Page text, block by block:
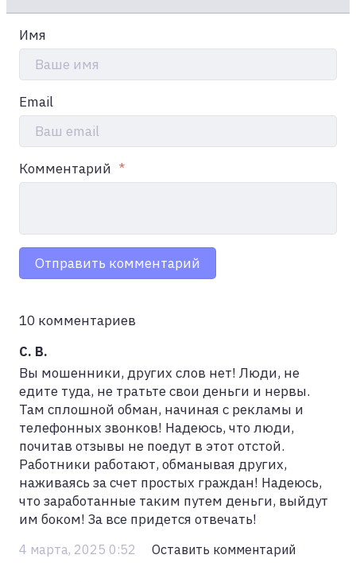
Имя
Ваше имя
Email
Ваш email
Комментарий
Отправить комментарий
10 комментариев
С. В.
Вы мошенники, других слов нет! Люди, не
едите туда, не тратьте свои деньги и нервы.
Там сплошной обман, начиная с рекламы и
телефонных звонков! Надеюсь, что люди,
почитав отзывы не поедут в этот отстой.
Работники работают, обманывая других,
наживаясь за счет простых граждан! Надеюсь,
что заработанные таким путем деньги, выйдут
им боком! За все придется отвечать!
4 марта, 2025 0:52 Оставить комментарий